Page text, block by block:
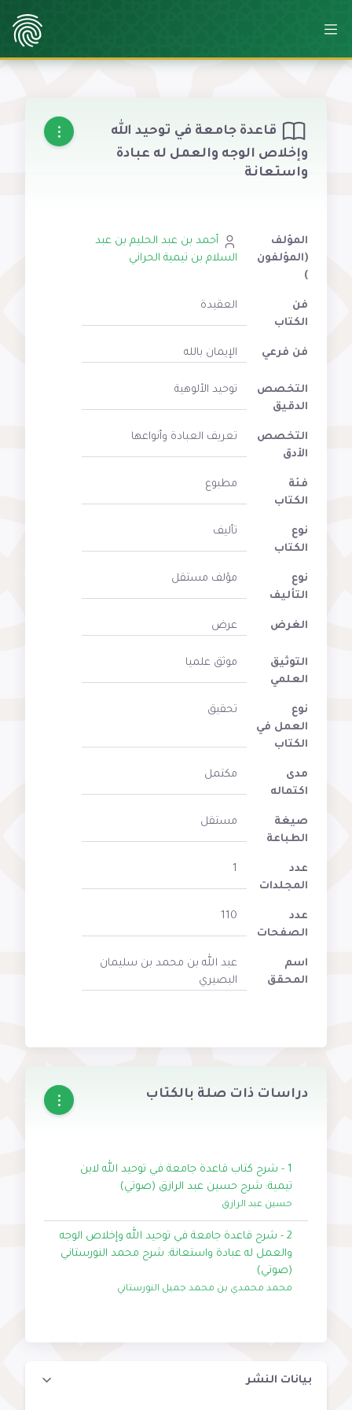
قاعدة جامعة في توحيد الله
وإخلاص الوجه والعمل له عبادة
واستعانة
المؤلف
(المؤلفون
)
أحمد بن عبد الحليم بن عبد
السلام بن تيمية الحراني
فن
الكتاب
العقيدة
فن فرعي الإيمان بالله
التخصص
الدقيق
توحيد الألوهية
التخصص
الأدق
تعريف العبادة وأنواعها
فئة
الكتاب
مطبوع
نوع
الكتاب
تأليف
نوع
التأليف
مؤلف مستقل
الغرض عرض
التوثيق
العلمي
موثق علميا
نوع
العمل في
الكتاب
تحقيق
مدى
اكتماله
مكتمل
صيغة
الطباعة
مستقل
عدد
المجلدات
1
عدد
الصفحات
110
اسم
المحقق
عبد الله بن محمد بن سليمان
البصيري
دراسات ذات صلة بالكتاب
1 - شرح كتاب قاعدة جامعة في توحيد الله لابن
تيمية: شرح حسين عبد الرازق (صوتي)
حسين عبد الرازق
2 - شرح قاعدة جامعة في توحيد الله وإخلاص الوجه
والعمل له عبادة واستعانة: شرح محمد النورستاني
(صوتي)
محمد محمدي بن محمد جميل النورستاني
بيانات النشر